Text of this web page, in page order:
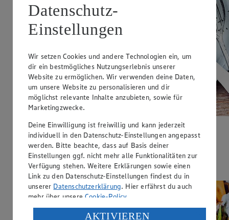
Nudel-Pilz-Gemüse-Pfanne
Zubereitungsdauer
35 min.
Datenschutz-
Einstellungen
Wir setzen Cookies und andere Technologien ein, um
dir ein bestmögliches Nutzungserlebnis unserer
Website zu ermöglichen. Wir verwenden deine Daten,
um unsere Website zu personalisieren und dir
möglichst relevante Inhalte anzubieten, sowie für
Marketingzwecke.
Deine Einwilligung ist freiwillig und kann jederzeit
individuell in den Datenschutz-Einstellungen angepasst
werden. Bitte beachte, dass auf Basis deiner
Einstellungen ggf. nicht mehr alle Funktionalitäten zur
Verfügung stehen. Weitere Erklärungen sowie einen
Link zu den Datenschutz-Einstellungen findest du in
unserer Datenschutzerklärung. Hier erfährst du auch
mehr über unsereCookie-Policy.
Verarbeitung deiner personenbezogenen Daten in den
AKTIVIEREN